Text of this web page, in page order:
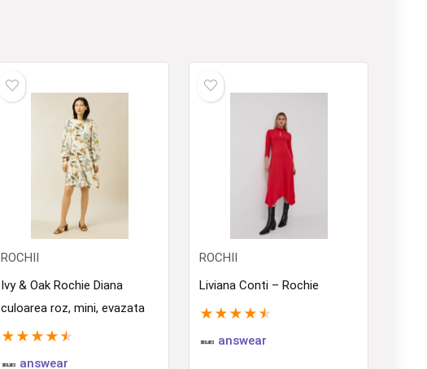
ROCHII
Ivy & Oak Rochie Diana
culoarea roz, mini, evazata
★ ★ ★ ★ ★
answear
ROCHII
Liviana Conti – Rochie
★ ★ ★ ★ ★
answear